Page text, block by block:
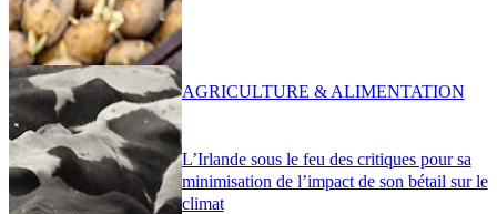
L’Irlande sous le feu des critiques pour sa
minimisation de l’impact de son bétail sur le
climat
AGRICULTURE & ALIMENTATION